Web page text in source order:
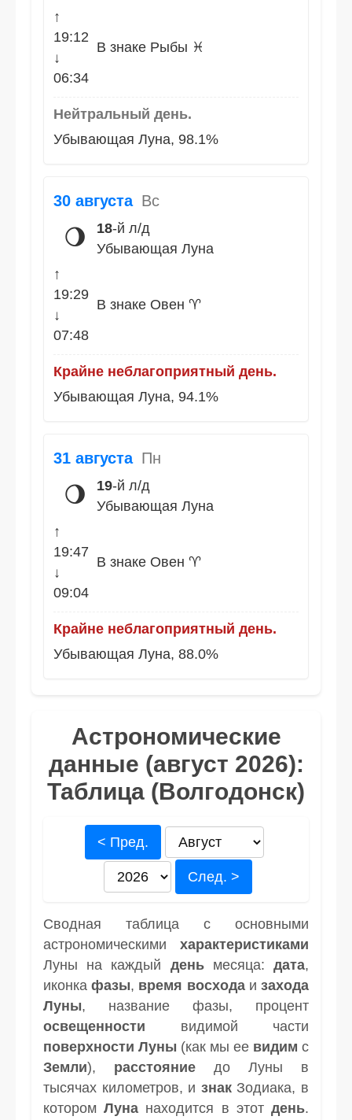
↑
19:12
↓
06:34
В знаке Рыбы ♓
Нейтральный день.
Убывающая Луна, 98.1%
30 августа Вс
🌖 18-й л/д
Убывающая Луна
↑
19:29
↓
07:48
В знаке Овен ♈
Крайне неблагоприятный день.
Убывающая Луна, 94.1%
31 августа Пн
🌖 19-й л/д
Убывающая Луна
↑
19:47
↓
09:04
В знаке Овен ♈
Крайне неблагоприятный день.
Убывающая Луна, 88.0%
Астрономические
данные (август 2026):
Таблица (Волгодонск)
< Пред.
След. >
Сводная таблица с основными
астрономическими характеристиками
Луны на каждый деньмесяца:дата,
иконкафазы, время восходаизахода
Луны, название фазы, процент
освещенности видимой части
поверхности Луны (как мы ее видим с
Земли), расстояние до Луны в
тысячах километров, и знакЗодиака, в
которомЛуна находится в этотдень.